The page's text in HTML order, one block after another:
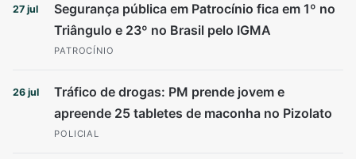
27 jul
Segurança pública em Patrocínio fica em 1º no
Triângulo e 23º no Brasil pelo IGMA
PATROCÍNIO
26 jul
Tráfico de drogas: PM prende jovem e
apreende 25 tabletes de maconha no Pizolato
POLICIAL